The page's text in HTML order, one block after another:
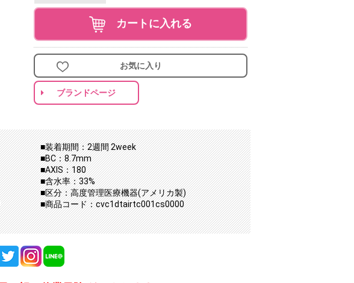
カートに入れる
お気に入り
ブランドページ
■装着期間：2週間 2week
■BC：8.7mm
■AXIS：180
■含水率：33%
■区分：高度管理医療機器(アメリカ製)
■商品コード：cvc1dtairtc001cs0000